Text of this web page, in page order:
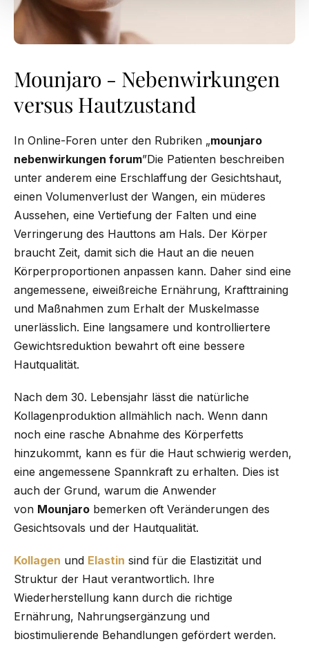
Mounjaro - Nebenwirkungen
versus Hautzustand
In Online-Foren unter den Rubriken „mounjaro
nebenwirkungen forum”Die Patienten beschreiben
unter anderem eine Erschlaffung der Gesichtshaut,
einen Volumenverlust der Wangen, ein müderes
Aussehen, eine Vertiefung der Falten und eine
Verringerung des Hauttons am Hals. Der Körper
braucht Zeit, damit sich die Haut an die neuen
Körperproportionen anpassen kann. Daher sind eine
angemessene, eiweißreiche Ernährung, Krafttraining
und Maßnahmen zum Erhalt der Muskelmasse
unerlässlich. Eine langsamere und kontrolliertere
Gewichtsreduktion bewahrt oft eine bessere
Hautqualität.
Nach dem 30. Lebensjahr lässt die natürliche
Kollagenproduktion allmählich nach. Wenn dann
noch eine rasche Abnahme des Körperfetts
hinzukommt, kann es für die Haut schwierig werden,
eine angemessene Spannkraft zu erhalten. Dies ist
auch der Grund, warum die Anwender
von Mounjaro bemerken oft Veränderungen des
Gesichtsovals und der Hautqualität.
Kollagen und Elastin sind für die Elastizität und
Struktur der Haut verantwortlich. Ihre
Wiederherstellung kann durch die richtige
Ernährung, Nahrungsergänzung und
biostimulierende Behandlungen gefördert werden.